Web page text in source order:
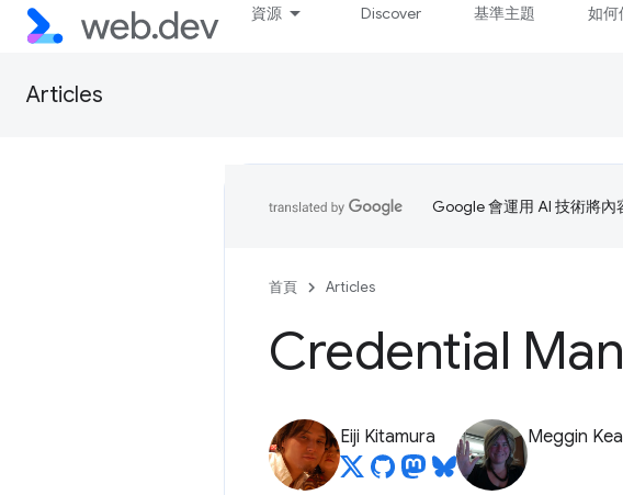
資源 Discover 基準主題 如何
Articles
Google 會運用 AI 技術將內
首頁 Articles
Credential
Eiji Kitamura Meggin